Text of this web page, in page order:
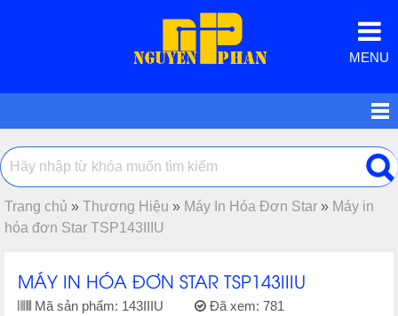
MENU
Trang chủ » Thương Hiệu » Máy In Hóa Đơn Star » Máy in
hóa đơn Star TSP143IIIU
MÁY IN HÓA ĐƠN STAR TSP143IIIU
Mã sản phẩm: 143IIIU Đã xem: 781